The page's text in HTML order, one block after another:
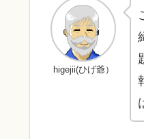
higejii(ひげ爺）